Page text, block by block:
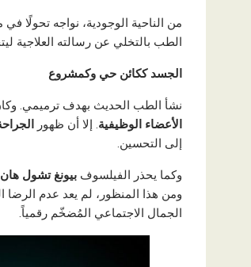
من الناحية الوجودية، نواجه
الطب بالتخلي عن رسالته العلاجية
الجسد ككائن حي وكمشروع
نشأ الطب الحديث بهدف ترميمي. وكان
الأعضاء الوظيفية. إلا أن ظهور
إلى التحسين.
وكما يحذر الفيلسوف بيونغ تشول هان
ومن هذا المنظور، لم يعد عدم
الجمال الاجتماعي المُضخّم رقمياً.